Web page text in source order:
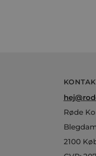
Røde
2100